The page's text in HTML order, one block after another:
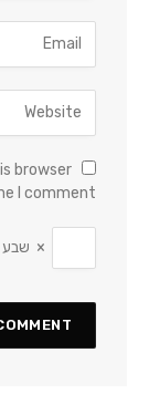
browser
I comment.
× שבע